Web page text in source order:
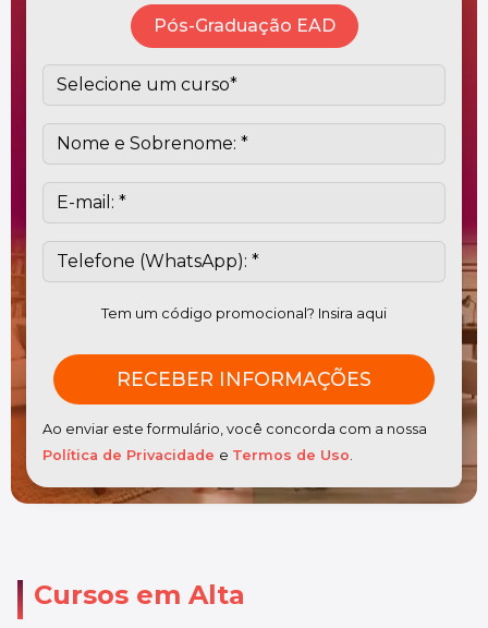
Convênios
keyboard_arrow_down
UnyVantagens
person Área do Aluno schoolQuero ser Aluno
Pós-Graduação EAD
Tem um código promocional? Insira aqui
Ao enviar este formulário, você concorda com a nossa
Política de Privacidade e Termos de Uso.
Cursos em Alta